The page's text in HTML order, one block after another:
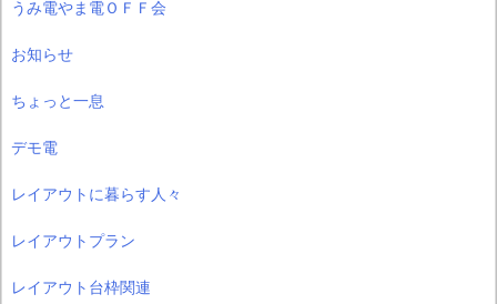
うみ電やま電ＯＦＦ会
お知らせ
ちょっと一息
デモ電
レイアウトに暮らす人々
レイアウトプラン
レイアウト台枠関連